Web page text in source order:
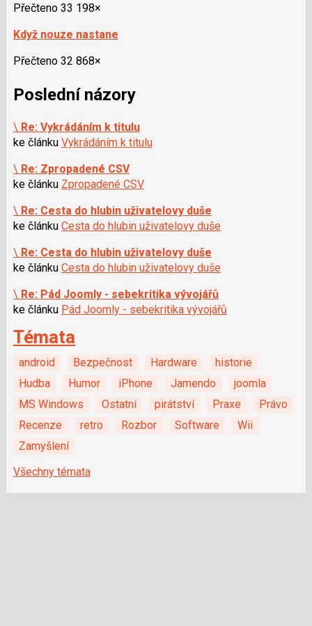
Přečteno 33 198×
Když nouze nastane
Přečteno 32 868×
Poslední názory
\ Re: Vykrádáním k titulu
ke článku Vykrádáním k titulu
\ Re: Zpropadené CSV
ke článku Zpropadené CSV
\ Re: Cesta do hlubin uživatelovy duše
ke článku Cesta do hlubin uživatelovy duše
\ Re: Cesta do hlubin uživatelovy duše
ke článku Cesta do hlubin uživatelovy duše
\ Re: Pád Joomly - sebekritika vývojářů
ke článku Pád Joomly - sebekritika vývojářů
Témata
android Bezpečnost Hardware
historie
Hudba
Humor iPhone Jamendo
joomla
MS Windows
Ostatní pirátství Praxe
Právo
Recenze
retro Rozbor Software
Wii
Zamyšlení
Všechny témata